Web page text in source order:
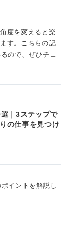
度を変えると楽
す。こちらの記
ので、ぜひチェ
｜3ステップで
の仕事を見つけ
イントを解説し